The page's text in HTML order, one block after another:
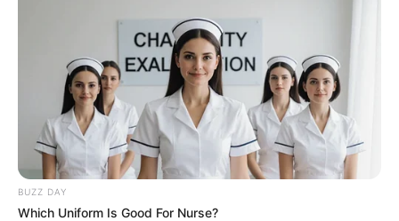
BUZZ DAY
Which Uniform Is Good For Nurse?